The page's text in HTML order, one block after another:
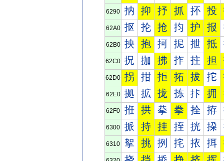
6290 抐 抑 抒 抓 抔 投
62A0 抠 抡 抢 抣 护 报
62B0 抰 抱 抲 抳 抴 抵
62C0 拀 拁 拂 拃 拄 担
62D0 拐 拑 拒 拓 拔 拕
62E0 拠 拡 拢 拣 拤 拥
62F0 拰 拱 拲 拳 拴 拵
6300 挀 持 挂 挃 挄 挅
6310 挐 挑 挒 挓 挔 挕